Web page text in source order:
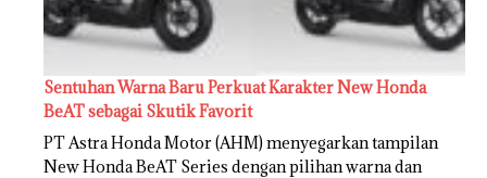
Sentuhan Warna Baru Perkuat Karakter New Honda
BeAT sebagai Skutik Favorit
PT Astra Honda Motor (AHM) menyegarkan tampilan
New Honda BeAT Series dengan pilihan warna dan